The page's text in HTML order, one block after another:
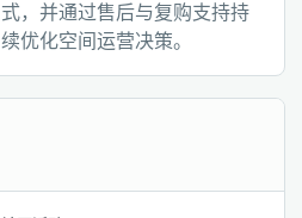
式，并通过售后与复购支持持
续优化空间运营决策。